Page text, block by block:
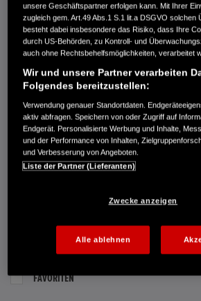
AUTOHAUS GÖPEL GMBH
Halberstädter Straße 170
39112 Magdeburg
RUFEN SIE UNS AN:
+49 (0) 391/ 60 87 60
Route planen
Händlerbestand anzeigen
Dealer Website anzeigen
Händler kontaktieren
PROBEFAHRT VEREINBAREN
FAVORITEN
unsere Geschäftspartner erfolgen kann. Mit Ihrer
zugleich gem. Art.49 Abs.1 S.1 lit.a DSGVO solchen
besteht dabei insbesondere das Risiko, dass Ihre
durch US-Behörden, zu Kontroll- und
auch ohne Rechtsbehelfsmöglichkeiten, verarbeitet
Wir und unsere Partner verarbeiten
Folgendes bereitzustellen:
Verwendung genauer Standortdaten.
aktiv abfragen. Speichern von oder Zugriff auf
Endgerät. Personalisierte Werbung und Inhalte,
und der Performance von Inhalten,
und Verbesserung von Angeboten.
Liste der Partner (Lieferanten)
Zwecke anzeigen
Alle ablehnen